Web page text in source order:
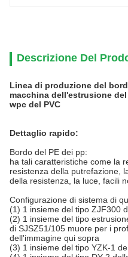
Descrizione Del
Linea di produzione del
macchina dell'estrusione
wpc del PVC
Dettaglio rapido:
Bordo del PE dei pp:
ha tali caratteristiche come la
resistenza della putrefazione,
della resistenza, la luce, facili
Configurazione di sistema di
(1) 1 insieme del tipo ZJF300
(2) 1 insieme del tipo
di SJSZ51/105 muore per i
dell'immagine qui sopra
(3) 1 insieme del tipo YZK-1